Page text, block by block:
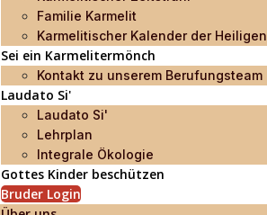
Familie Karmelit
Karmelitischer Kalender der Heiligen
Sei ein Karmelitermönch
Kontakt zu unserem Berufungsteam
Laudato Si'
Laudato Si'
Lehrplan
Integrale Ökologie
Gottes Kinder beschützen
Bruder Login